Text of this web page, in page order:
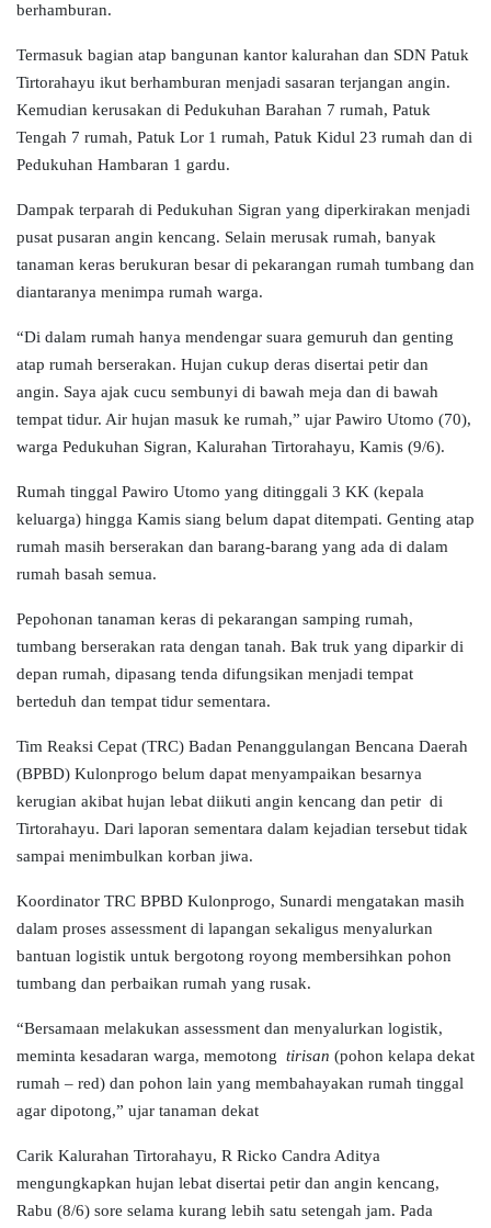
berhamburan.
Termasuk bagian atap bangunan kantor kalurahan dan SDN Patuk
Tirtorahayu ikut berhamburan menjadi sasaran terjangan angin.
Kemudian kerusakan di Pedukuhan Barahan 7 rumah, Patuk
Tengah 7 rumah, Patuk Lor 1 rumah, Patuk Kidul 23 rumah dan di
Pedukuhan Hambaran 1 gardu.
Dampak terparah di Pedukuhan Sigran yang diperkirakan menjadi
pusat pusaran angin kencang. Selain merusak rumah, banyak
tanaman keras berukuran besar di pekarangan rumah tumbang dan
diantaranya menimpa rumah warga.
“Di dalam rumah hanya mendengar suara gemuruh dan genting
atap rumah berserakan. Hujan cukup deras disertai petir dan
angin. Saya ajak cucu sembunyi di bawah meja dan di bawah
tempat tidur. Air hujan masuk ke rumah,” ujar Pawiro Utomo (70),
warga Pedukuhan Sigran, Kalurahan Tirtorahayu, Kamis (9/6).
Rumah tinggal Pawiro Utomo yang ditinggali 3 KK (kepala
keluarga) hingga Kamis siang belum dapat ditempati. Genting atap
rumah masih berserakan dan barang-barang yang ada di dalam
rumah basah semua.
Pepohonan tanaman keras di pekarangan samping rumah,
tumbang berserakan rata dengan tanah. Bak truk yang diparkir di
depan rumah, dipasang tenda difungsikan menjadi tempat
berteduh dan tempat tidur sementara.
Tim Reaksi Cepat (TRC) Badan Penanggulangan Bencana Daerah
(BPBD) Kulonprogo belum dapat menyampaikan besarnya
kerugian akibat hujan lebat diikuti angin kencang dan petir di
Tirtorahayu. Dari laporan sementara dalam kejadian tersebut tidak
sampai menimbulkan korban jiwa.
Koordinator TRC BPBD Kulonprogo, Sunardi mengatakan masih
dalam proses assessment di lapangan sekaligus menyalurkan
bantuan logistik untuk bergotong royong membersihkan pohon
tumbang dan perbaikan rumah yang rusak.
“Bersamaan melakukan assessment dan menyalurkan logistik,
meminta kesadaran warga, memotong tirisan (pohon kelapa dekat
rumah – red) dan pohon lain yang membahayakan rumah tinggal
agar dipotong,” ujar tanaman dekat
Carik Kalurahan Tirtorahayu, R Ricko Candra Aditya
mengungkapkan hujan lebat disertai petir dan angin kencang,
Rabu (8/6) sore selama kurang lebih satu setengah jam. Pada